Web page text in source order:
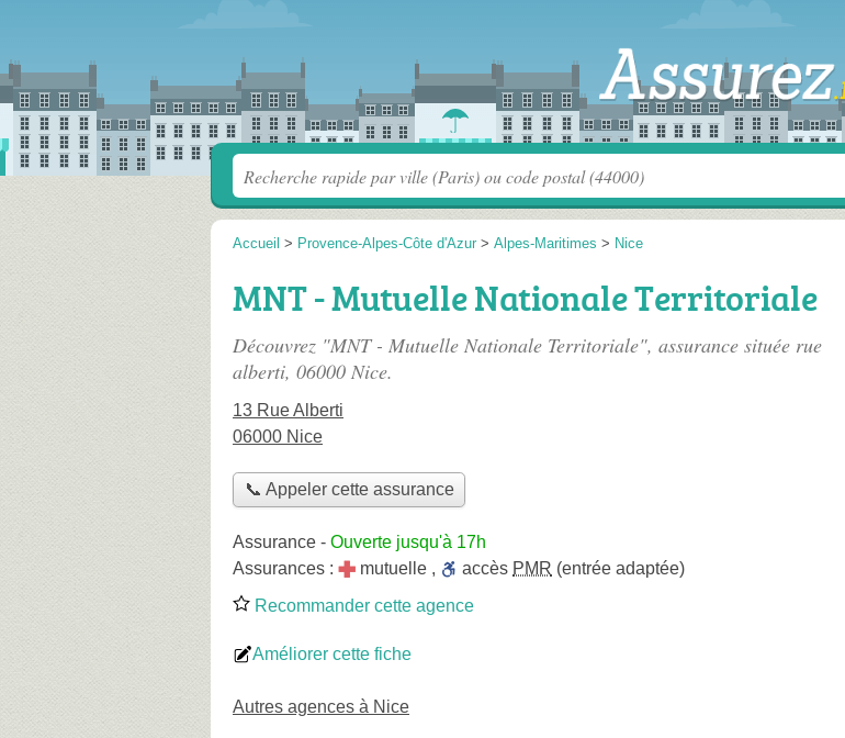
Accueil > Provence-Alpes-Côte d'Azur > Alpes-Maritimes > Nice
MNT - Mutuelle Nationale Territoriale
Découvrez "MNT - Mutuelle Nationale Territoriale", assurance située rue
alberti, 06000 Nice.
13 Rue Alberti
06000 Nice
📞 Appeler cette assurance
Assurance - Ouverte jusqu'à 17h
Assurances :
mutuelle , accès PMR (entrée adaptée)
Recommander cette agence
Améliorer cette fiche
Autres agences à Nice